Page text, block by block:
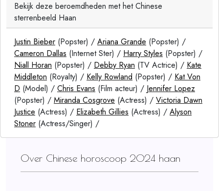
Bekijk deze beroemdheden met het Chinese
sterrenbeeld Haan
Justin Bieber (Popster) / Ariana Grande (Popster) /
Cameron Dallas (Internet Ster) / Harry Styles (Popster) /
Niall Horan (Popster) / Debby Ryan (TV Actrice) / Kate
Middleton (Royalty) / Kelly Rowland (Popster) / Kat Von
D (Model) / Chris Evans (Film acteur) / Jennifer Lopez
(Popster) / Miranda Cosgrove (Actress) / Victoria Dawn
Justice (Actress) / Elizabeth Gillies (Actress) / Alyson
Stoner (Actress/Singer) /
Over Chinese horoscoop 2024 haan